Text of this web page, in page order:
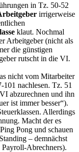
in Tz. 50-52
irrigerweise
klaut. Nochmal
Arbeitgeber (nicht als
die günstigen
rutscht in die VI.
nicht vom Mitarbeiter
nachlesen. Tz. 51
abzurechnen und ihn
ist immer besser“).
Allerdings
Macht der es
Pong und schauen
– demnächst
Abrechners).